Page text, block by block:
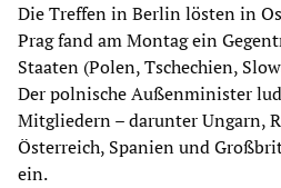
Die Treffen in Berlin lösten in
Prag fand am Montag ein
Staaten (Polen, Tschechien,
Der polnische Außenminister
Mitgliedern – darunter Ungarn,
Österreich, Spanien und
ein.